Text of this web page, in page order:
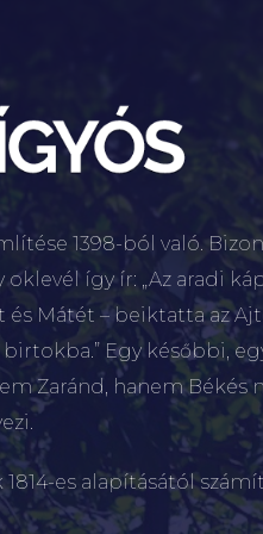
1398-ból való.
így ír: „Az aradi
Mátét – beiktatta az
Egy későbbi,
Zaránd, hanem Békés
es alapításától